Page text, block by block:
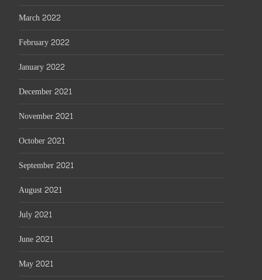
March 2022
February 2022
January 2022
December 2021
November 2021
October 2021
September 2021
August 2021
July 2021
June 2021
May 2021